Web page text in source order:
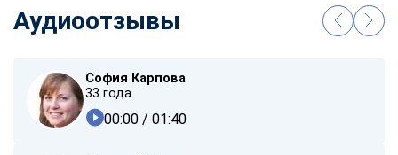
Аудиоотзывы
София Карпова
33 года
00:00 / 01:40